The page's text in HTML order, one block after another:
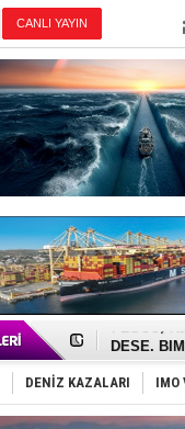
CANLI YAYIN
İngiliz
DESE,
35 milyon
İnsansız
Yüzyıl
DENİZ KAZALARI IMO